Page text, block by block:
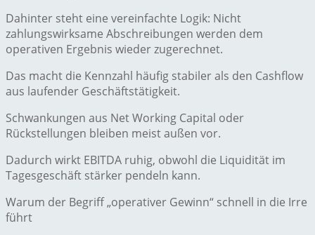
Dahinter steht eine vereinfachte Logik: Nicht
zahlungswirksame Abschreibungen werden dem
operativen Ergebnis wieder zugerechnet.
Das macht die Kennzahl häufig stabiler als den Cashflow
aus laufender Geschäftstätigkeit.
Schwankungen aus Net Working Capital oder
Rückstellungen bleiben meist außen vor.
Dadurch wirkt EBITDA ruhig, obwohl die Liquidität im
Tagesgeschäft stärker pendeln kann.
Warum der Begriff „operativer Gewinn“ schnell in die Irre
führt